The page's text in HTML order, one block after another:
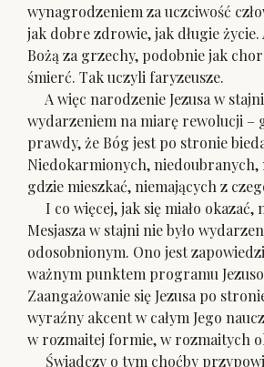
wynagrodzeniem za uczciwość
jak dobre zdrowie, jak długie życie.
Bożą za grzechy, podobnie jak
śmierć. Tak uczyli faryzeusze.
A więc narodzenie Jezusa w
wydarzeniem na miarę rewolucji –
prawdy, że Bóg jest po stronie
Niedokarmionych, niedoubranych,
gdzie mieszkać, niemających z
I co więcej, jak się miało okazać,
Mesjasza w stajni nie było
odosobnionym. Ono jest
ważnym punktem programu
Zaangażowanie się Jezusa po
wyraźny akcent w całym Jego
w rozmaitej formie, w rozmaitych
Świadczy o tym choćby